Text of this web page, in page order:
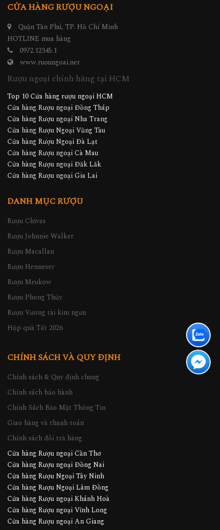
CỬA HÀNG RƯỢU NGOẠI
Quận Tân Phú, TP. Hồ Chí Minh
HOTLINE mua hàng
0972.12345.1
www.ruoungoai.net
Rượu ngoại chính hãng tại HCM
Top 10 Cửa hàng rượu ngoại HCM
Cửa hàng Rượu ngoại Đồng Tháp
Cửa hàng Rượu ngoại Nha Trang
Cửa hàng Rượu Ngoại Vũng Tàu
Cửa hàng Rượu Ngoại Đà Lạt
Cửa hàng Rượu ngoại Cà Mau
Cửa hàng Rượu ngoại Đăk Lăk
Cửa hàng Rượu ngoại Gia Lai
DANH MỤC RƯỢU
Rượu Chivas
Rượu Johnnie Walker
Rượu Macallan
Rượu Hennessy
Rượu Meukow
Rượu Phong Thủy
Rượu Vương tài kim ngưu
Hộp quà Tết 2026
CHÍNH SÁCH VÀ QUY ĐỊNH
Chính sách & Quy định chung
Chính sách bảo hành
Chính Sách Bảo Mật Thông Tin
Giao hàng và thanh toán
Chính sách đổi trả hàng
Cửa hàng Rượu ngoại Cần Thơ
Cửa hàng Rượu ngoại Đồng Nai
Cửa hàng Rượu Ngoại Tây Ninh
Cửa hàng Rượu Ngoại Lâm Đồng
Cửa hàng Rượu ngoại Khánh Hoà
Cửa hàng Rượu ngoại Vĩnh Long
Cửa hàng Rượu ngoại An Giang